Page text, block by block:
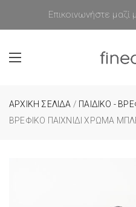
Επικοινωνήστε
ΑΡΧΙΚΉ ΣΕΛΊΔΑ / ΠΑΙΔΙΚΟ -
ΒΡΕΦΙΚΌ ΠΑΙΧΝΊΔΙ ΧΡΏΜΑ